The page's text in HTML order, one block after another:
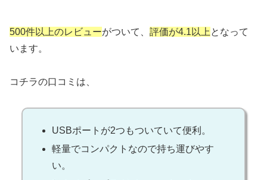
500件以上のレビューがついて、 評価が4.1以上 となって
います。
コチラの口コミは、
USBポートが2つもついていて便利。
軽量でコンパクトなので持ち運びやす
い。